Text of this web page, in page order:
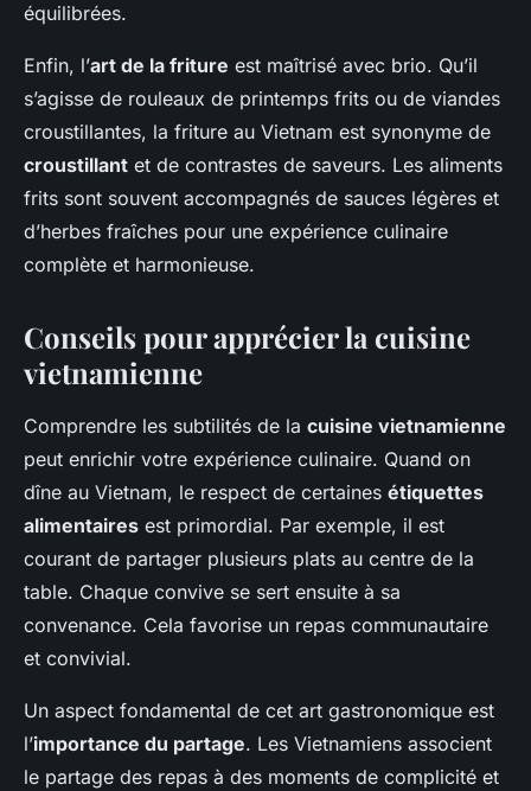
équilibrées.
Enfin, l’art de la friture est maîtrisé avec brio. Qu’il
s’agisse de rouleaux de printemps frits ou de viandes
croustillantes, la friture au Vietnam est synonyme de
croustillant et de contrastes de saveurs. Les aliments
frits sont souvent accompagnés de sauces légères et
d’herbes fraîches pour une expérience culinaire
complète et harmonieuse.
Conseils pour apprécier la cuisine
vietnamienne
Comprendre les subtilités de la cuisine vietnamienne
peut enrichir votre expérience culinaire. Quand on
dîne au Vietnam, le respect de certaines étiquettes
alimentaires est primordial. Par exemple, il est
courant de partager plusieurs plats au centre de la
table. Chaque convive se sert ensuite à sa
convenance. Cela favorise un repas communautaire
et convivial.
Un aspect fondamental de cet art gastronomique est
l’importance du partage. Les Vietnamiens associent
le partage des repas à des moments de complicité et